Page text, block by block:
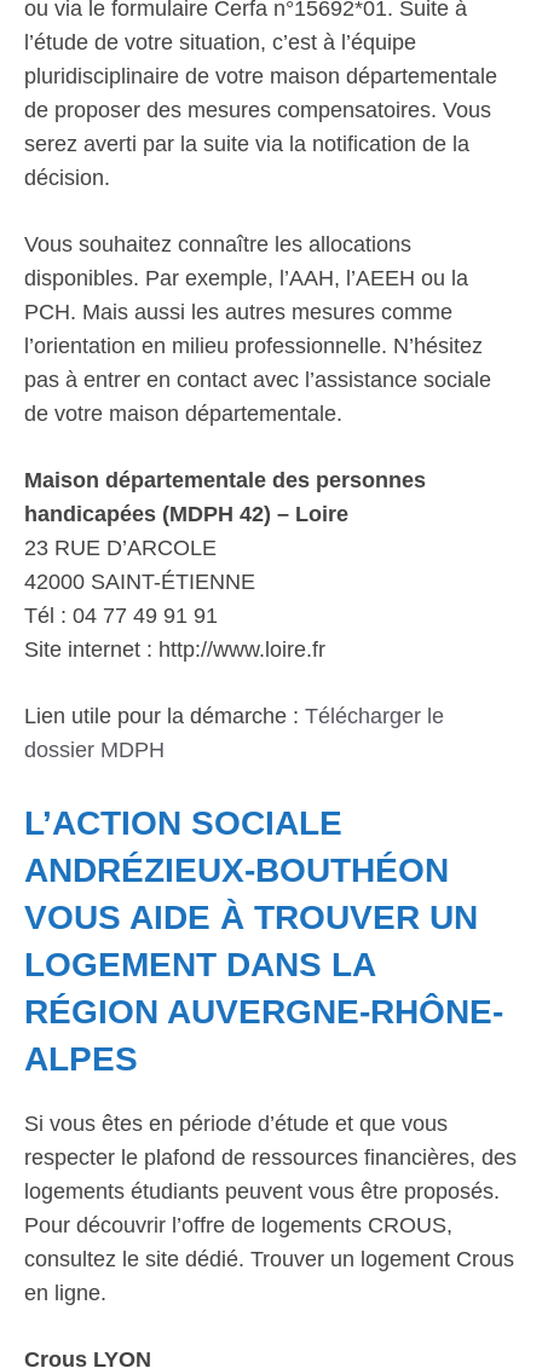
ou via le formulaire Cerfa n°15692*01. Suite à
l’étude de votre situation, c’est à l’équipe
pluridisciplinaire de votre maison départementale
de proposer des mesures compensatoires. Vous
serez averti par la suite via la notification de la
décision.
Vous souhaitez connaître les allocations
disponibles. Par exemple, l’AAH, l’AEEH ou la
PCH. Mais aussi les autres mesures comme
l’orientation en milieu professionnelle. N’hésitez
pas à entrer en contact avec l’assistance sociale
de votre maison départementale.
Maison départementale des personnes
handicapées (MDPH 42) – Loire
23 RUE D’ARCOLE
42000 SAINT-ÉTIENNE
Tél : 04 77 49 91 91
Site internet : http://www.loire.fr
Lien utile pour la démarche : Télécharger le
dossier MDPH
L’ACTION SOCIALE
ANDRÉZIEUX-BOUTHÉON
VOUS AIDE À TROUVER UN
LOGEMENT DANS LA
RÉGION AUVERGNE-RHÔNE-
ALPES
Si vous êtes en période d’étude et que vous
respecter le plafond de ressources financières, des
logements étudiants peuvent vous être proposés.
Pour découvrir l’offre de logements CROUS,
consultez le site dédié. Trouver un logement Crous
en ligne.
Crous LYON